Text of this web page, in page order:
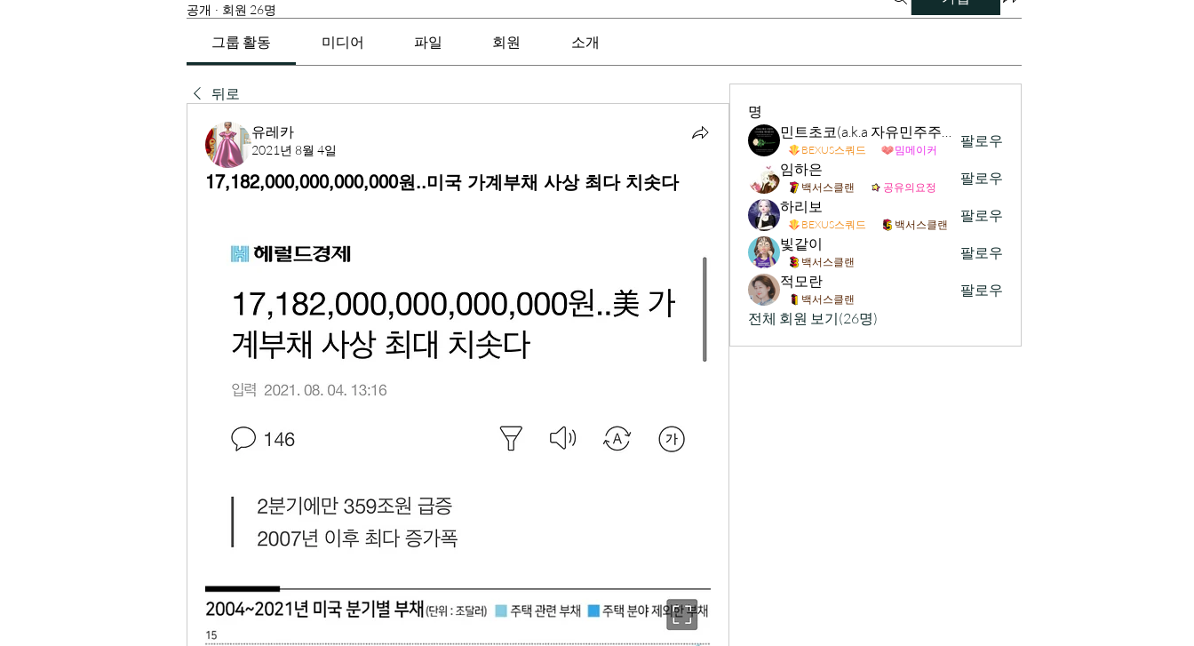
공개 · 회원 26명
그룹 활동 미디어 파일 회원 소개
뒤로
유레카
2021년 8월 4일
17,182,000,000,000,000원..미국 가계부채 사상 최다 치솟다
명
민트초코(a.k.a 자유민주주의 및 시장경제 가치수호)
BEXUS스쿼드 밈메이커
팔로우
임하은
백서스클랜 공유의요정
팔로우
하리보
BEXUS스쿼드 백서스클랜
팔로우
빛같이
백서스클랜
팔로우
적모란
백서스클랜
팔로우
전체 회원 보기(26명)